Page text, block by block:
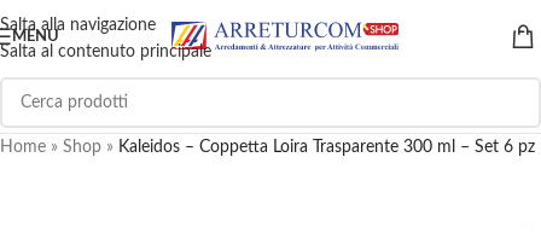
Salta alla navigazione
Salta al contenuto principale
MENU
Home » Shop » Kaleidos – Coppetta Loira Trasparente 300 ml – Set 6 pz